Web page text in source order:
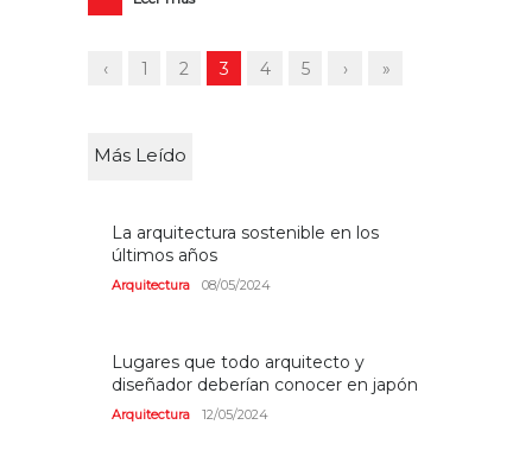
‹ 1 2 3 4 5 › »
Más Leído
La arquitectura sostenible en los
últimos años
Arquitectura 08/05/2024
Lugares que todo arquitecto y
diseñador deberían conocer en japón
Arquitectura 12/05/2024